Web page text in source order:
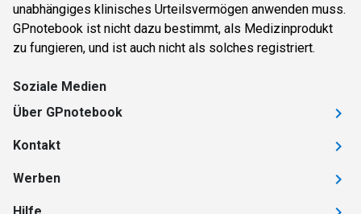
unabhängiges klinisches Urteilsvermögen anwenden muss.
GPnotebook ist nicht dazu bestimmt, als Medizinprodukt
zu fungieren, und ist auch nicht als solches registriert.
Soziale Medien
Über GPnotebook
Kontakt
Werben